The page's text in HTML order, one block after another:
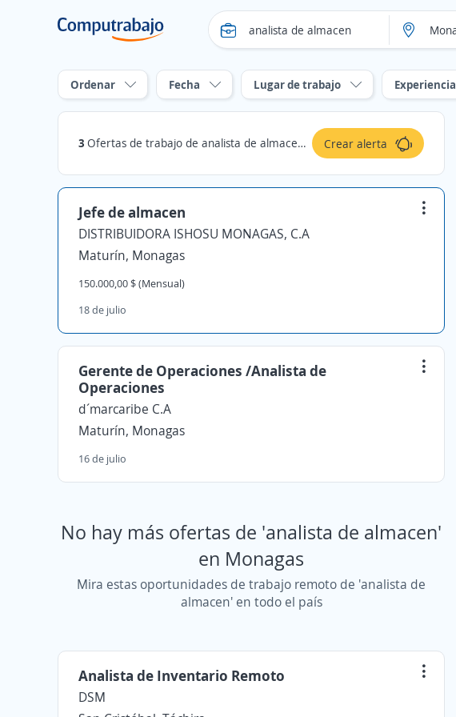
Ordenar Fecha Lugar de trabajo Experiencia
3 Ofertas de trabajo de analista de almacen en Monagas Crear alerta
Jefe de almacen
DISTRIBUIDORA ISHOSU MONAGAS, C.A
Maturín, Monagas
150.000,00 $ (Mensual)
18 de julio
Gerente de Operaciones /Analista de
Operaciones
d´marcaribe C.A
Maturín, Monagas
16 de julio
No hay más ofertas de 'analista de almacen'
en Monagas
Mira estas oportunidades de trabajo remoto de 'analista de
almacen' en todo el país
Analista de Inventario Remoto
DSM